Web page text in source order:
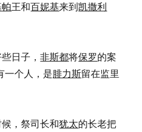
帕王和百妮基来到凯撒利
日子，非斯都将保罗的案
一个人，是腓力斯留在监里
候，祭司长和犹太的长老把